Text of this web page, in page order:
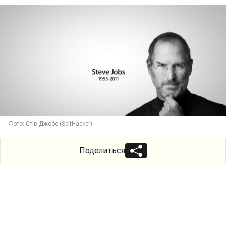
Фото: Стів Джобс (SelfHacker)
Поделиться